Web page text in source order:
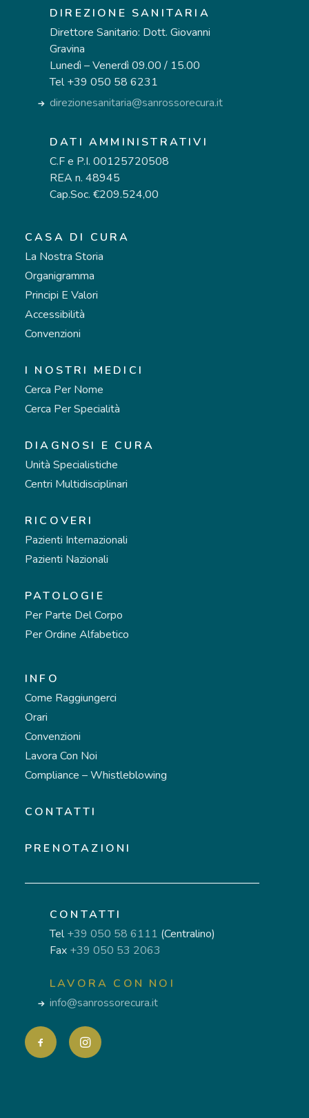
DIREZIONE SANITARIA
Direttore Sanitario: Dott. Giovanni
Gravina
Lunedì – Venerdì 09.00 / 15.00
Tel +39 050 58 6231
direzionesanitaria@sanrossorecura.it
DATI AMMINISTRATIVI
C.F e P.I. 00125720508
REA n. 48945
Cap.Soc. €209.524,00
CASA DI CURA
La Nostra Storia
Organigramma
Principi E Valori
Accessibilità
Convenzioni
I NOSTRI MEDICI
Cerca Per Nome
Cerca Per Specialità
DIAGNOSI E CURA
Unità Specialistiche
Centri Multidisciplinari
RICOVERI
Pazienti Internazionali
Pazienti Nazionali
PATOLOGIE
Per Parte Del Corpo
Per Ordine Alfabetico
INFO
Come Raggiungerci
Orari
Convenzioni
Lavora Con Noi
Compliance – Whistleblowing
CONTATTI
PRENOTAZIONI
CONTATTI
Tel+39 050 58 6111 (Centralino)
Fax +39 050 53 2063
LAVORA CON NOI
info@sanrossorecura.it